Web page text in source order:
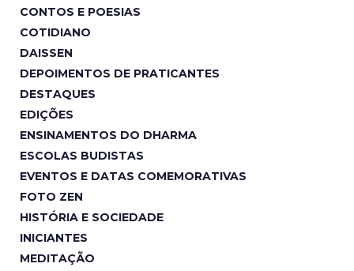
CONTOS E POESIAS
COTIDIANO
DAISSEN
DEPOIMENTOS DE PRATICANTES
DESTAQUES
EDIÇÕES
ENSINAMENTOS DO DHARMA
ESCOLAS BUDISTAS
EVENTOS E DATAS COMEMORATIVAS
FOTO ZEN
HISTÓRIA E SOCIEDADE
INICIANTES
MEDITAÇÃO